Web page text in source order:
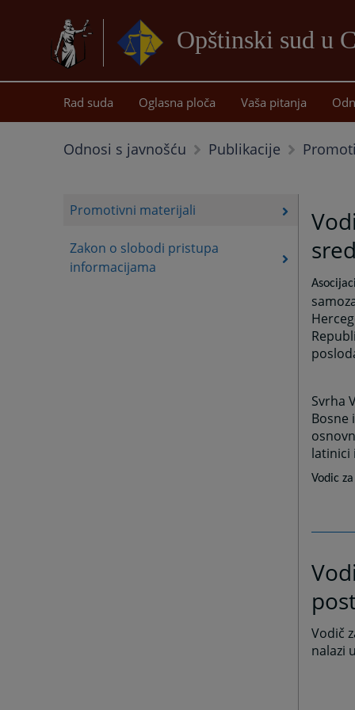
Opštinski sud u
Rad suda Oglasna ploča Vaša pitanja
Odnosi s javnošću Publikacije
Promotivni materijali
Zakon o slobodi pristupa
informacijama
Svrha
Bosne
latinici
Vodic
Vodič
nalazi